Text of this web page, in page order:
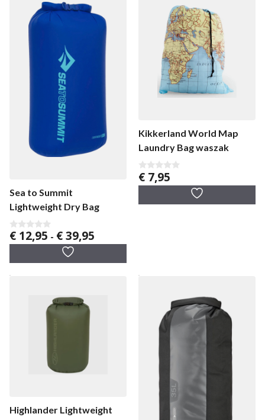
Sea to Summit
Lightweight Dry Bag
0
v
€ 12,95 - €39,95
€ 12,95
Kikkerland World Map
Laundry Bag waszak
0
v
5
€ 7,95
Highlander Lightweight